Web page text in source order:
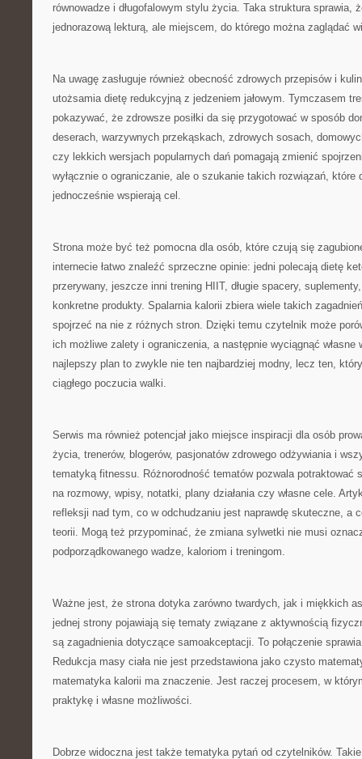
równowadze i długofalowym stylu życia. Taka struktura sprawia,
jednorazową lekturą, ale miejscem, do którego można zaglądać
Na uwagę zasługuje również obecność zdrowych przepisów i
utożsamia dietę redukcyjną z jedzeniem jałowym. Tymczasem
pokazywać, że zdrowsze posiłki da się przygotować w sposób
deserach, warzywnych przekąskach, zdrowych sosach,
czy lekkich wersjach popularnych dań pomagają zmienić
wyłącznie o ograniczanie, ale o szukanie takich rozwiązań, które
jednocześnie wspierają cel.
Strona może być też pomocna dla osób, które czują się
internecie łatwo znaleźć sprzeczne opinie: jedni polecają dietę
przerywany, jeszcze inni trening HIIT, długie spacery,
konkretne produkty. Spalarnia kalorii zbiera wiele takich
spojrzeć na nie z różnych stron. Dzięki temu czytelnik może
ich możliwe zalety i ograniczenia, a następnie wyciągnąć własne
najlepszy plan to zwykle nie ten najbardziej modny, lecz ten,
ciągłego poczucia walki.
Serwis ma również potencjał jako miejsce inspiracji dla osób
życia, trenerów, blogerów, pasjonatów zdrowego odżywiania i
tematyką fitnessu. Różnorodność tematów pozwala potraktować
na rozmowy, wpisy, notatki, plany działania czy własne cele.
refleksji nad tym, co w odchudzaniu jest naprawdę skuteczne, a
teorii. Mogą też przypominać, że zmiana sylwetki nie musi
podporządkowanego wadze, kaloriom i treningom.
Ważne jest, że strona dotyka zarówno twardych, jak i miękkich
jednej strony pojawiają się tematy związane z aktywnością
są zagadnienia dotyczące samoakceptacji. To połączenie
Redukcja masy ciała nie jest przedstawiona jako czysto
matematyka kalorii ma znaczenie. Jest raczej procesem, w
praktykę i własne możliwości.
Dobrze widoczna jest także tematyka pytań od czytelników.